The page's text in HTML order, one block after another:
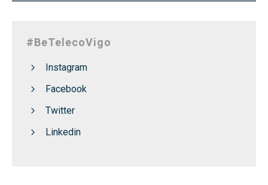
#BeTelecoVigo
Instagram
Facebook
Twitter
Linkedin